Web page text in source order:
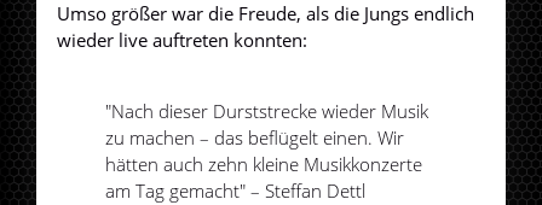
Umso größer war die Freude, als die Jungs endlich
wieder live auftreten konnten:
"Nach dieser Durststrecke wieder Musik
zu machen – das beflügelt einen. Wir
hätten auch zehn kleine Musikkonzerte
am Tag gemacht" – Steffan Dettl